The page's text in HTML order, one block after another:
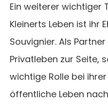
Ein weiterer wichtiger
Kleinerts Leben ist ihr
Souvignier. Als
Privatleben zur Seite,
wichtige Rolle bei
öffentliche Leben